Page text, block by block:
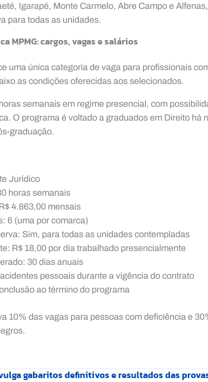
Igarapé, Monte Carmelo, Abre Campo e
para todas as unidades.
MPMG: cargos, vagas e salários
uma única categoria de vaga para profissionais
as condições oferecidas aos selecionados.
semanais em regime presencial, com
O programa é voltado a graduados em Direito há
graduação.
Jurídico
horas semanais
4.863,00 mensais
6 (uma por comarca)
Sim, para todas as unidades contempladas
R$ 18,00 por dia trabalhado presencialmente
30 dias anuais
pessoais durante a vigência do contrato
ao término do programa
10% das vagas para pessoas com deficiência e
gabaritos definitivos e resultados das